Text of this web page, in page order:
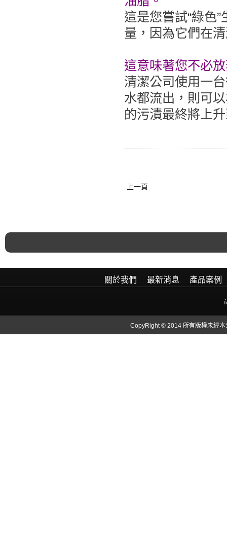
這是您嘗試“綠色
量，因為它們在
這意味著您不必
清潔公司使用一
水都流出，則可
的污漬最終將上
上一頁
關於我們 最新消息 產品案例
CopyRight © 2014 所有版權未經